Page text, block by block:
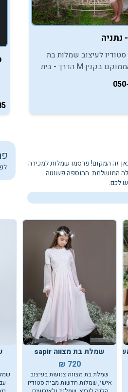
נתניה
לעיצוב שמלות בת
מצווה הממוקם בקנין M הדרך - בית
אתכן ליהנות מקולקציית
בת מצווה וליהנות מקו
חוגגת הבת מצווה.
זה המקום! פרסמו שמלות למכירה
המושלמת. ההוספה פשוטה
לכם.
שמלת בת מצווה sapir
720 ₪
שמלת בת מצווה צנועות בעיצוב
אישי, שמלות חדשות מבית סטודיו